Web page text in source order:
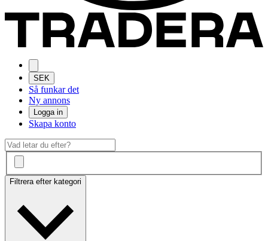
SEK
Så funkar det
Ny annons
Logga in
Skapa konto
Filtrera efter kategori